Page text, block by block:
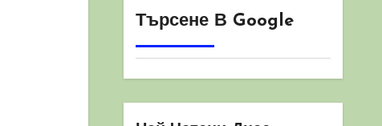
Търсене В Google